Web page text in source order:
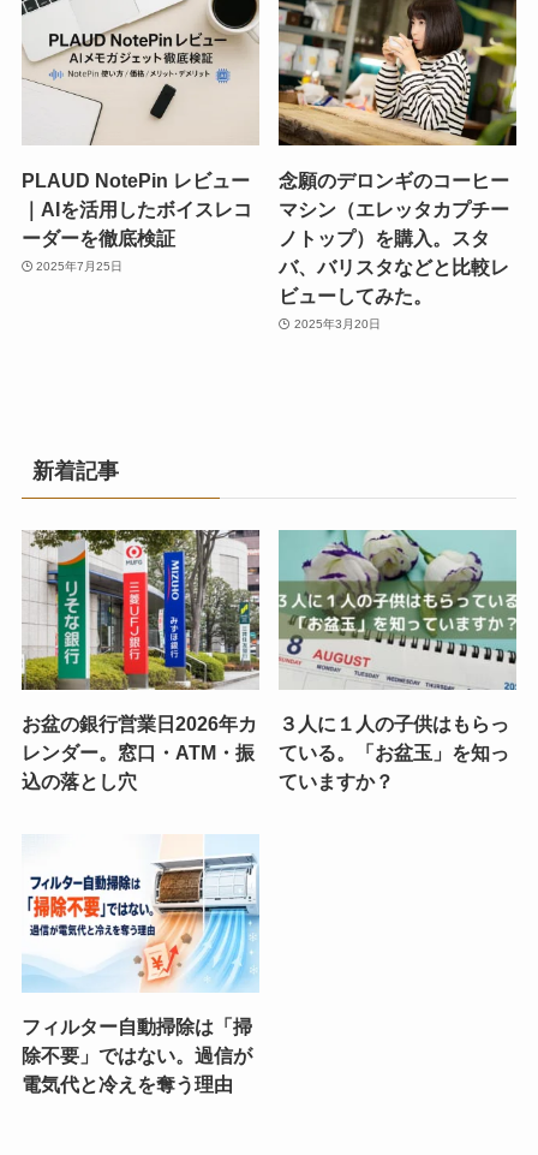
PLAUD NotePin レビュー
｜AIを活用したボイスレコ
ーダーを徹底検証
2025年7月25日
念願のデロンギのコーヒー
マシン（エレッタカプチー
ノトップ）を購入。スタ
バ、バリスタなどと比較レ
ビューしてみた。
2025年3月20日
新着記事
お盆の銀行営業日2026年カ
レンダー。窓口・ATM・振
込の落とし穴
３人に１人の子供はもらっ
ている。「お盆玉」を知っ
ていますか？
フィルター自動掃除は「掃
除不要」ではない。過信が
電気代と冷えを奪う理由